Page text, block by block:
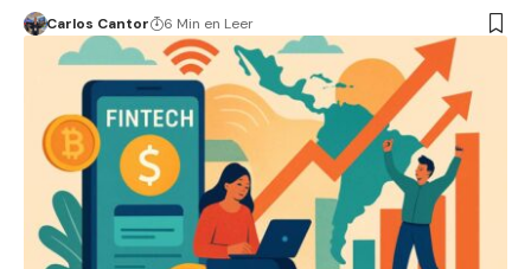
Carlos Cantor 6 Min en Leer